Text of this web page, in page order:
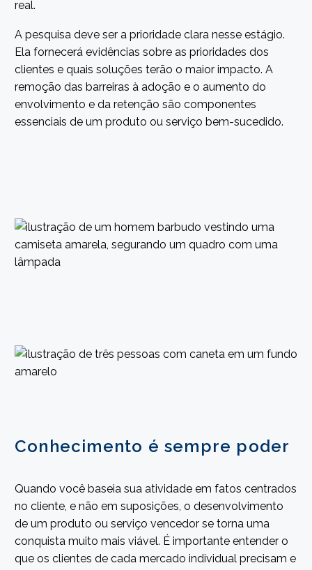
real.
A pesquisa deve ser a prioridade clara nesse estágio.
Ela fornecerá evidências sobre as prioridades dos
clientes e quais soluções terão o maior impacto. A
remoção das barreiras à adoção e o aumento do
envolvimento e da retenção são componentes
essenciais de um produto ou serviço bem-sucedido.
Conhecimento é sempre poder
Quando você baseia sua atividade em fatos centrados
no cliente, e não em suposições, o desenvolvimento
de um produto ou serviço vencedor se torna uma
conquista muito mais viável. É importante entender o
que os clientes de cada mercado individual precisam e